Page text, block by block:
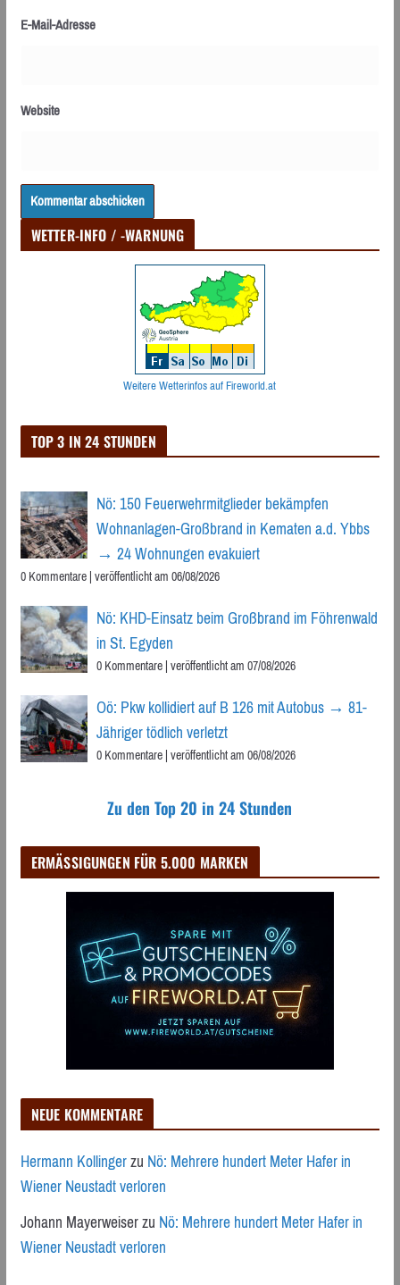
E-Mail-Adresse
Website
WETTER-INFO / -WARNUNG
Weitere Wetterinfos auf Fireworld.at
TOP 3 IN 24 STUNDEN
Nö: 150 Feuerwehrmitglieder bekämpfen
Wohnanlagen-Großbrand in Kematen a.d. Ybbs
→ 24 Wohnungen evakuiert
0 Kommentare|veröffentlicht am 06/08/2026
Nö: KHD-Einsatz beim Großbrand im Föhrenwald
in St. Egyden
0 Kommentare|veröffentlicht am 07/08/2026
Oö: Pkw kollidiert auf B 126 mit Autobus → 81-
Jähriger tödlich verletzt
0 Kommentare|veröffentlicht am 06/08/2026
Zu den Top 20 in 24 Stunden
ERMÄSSIGUNGEN FÜR 5.000 MARKEN
NEUE KOMMENTARE
Hermann KollingerzuNö: Mehrere hundert Meter Hafer in
Wiener Neustadt verloren
Johann MayerweiserzuNö: Mehrere hundert Meter Hafer in
Wiener Neustadt verloren